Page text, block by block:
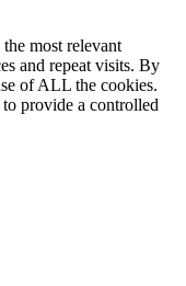
most relevant
and repeat visits. By
of ALL the cookies.
provide a controlled